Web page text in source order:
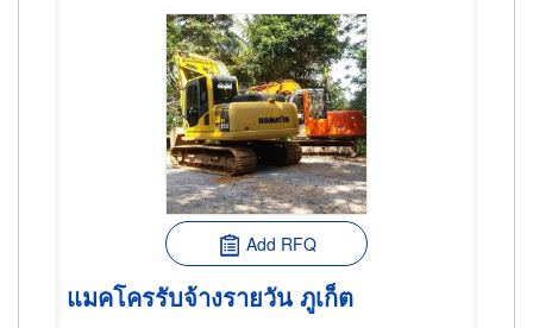
Add RFQ
แมคโครรับจ้างรายวัน ภูเก็ต